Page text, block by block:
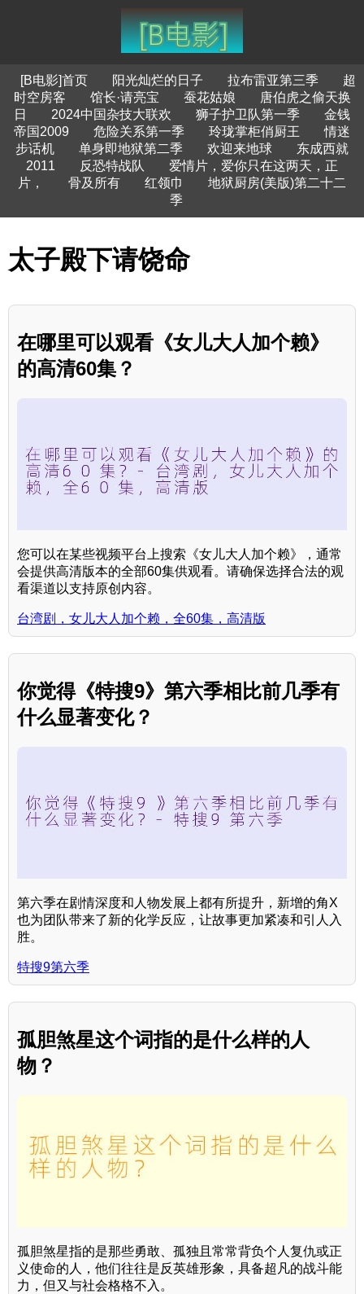
[B电影]首页 阳光灿烂的日子 拉布雷亚第三季
超
时空房客
馆长·请亮宝 蚕花姑娘
唐伯虎之偷天换
日
2024中国杂技大联欢 狮子护卫队第一季
金钱
帝国2009
危险关系第一季 玲珑掌柜俏厨王
情迷
步话机
单身即地狱第二季 欢迎来地球
东成西就
2011
反恐特战队
爱情片，爱你只在这两天，正
片，
骨及所有 红领巾
地狱厨房(美版)第二十二
季
太子殿下请饶命
在哪里可以观看《女儿大人加个赖》
的高清60集？
您可以在某些视频平台上搜索《女儿大人加个赖》，通常
会提供高清版本的全部60集供观看。请确保选择合法的观
看渠道以支持原创内容。
台湾剧，女儿大人加个赖，全60集，高清版
你觉得《特搜9》第六季相比前几季有
什么显著变化？
第六季在剧情深度和人物发展上都有所提升，新增的角X
也为团队带来了新的化学反应，让故事更加紧凑和引人入
胜。
特搜9第六季
孤胆煞星这个词指的是什么样的人
物？
孤胆煞星指的是那些勇敢、孤独且常常背负个人复仇或正
义使命的人，他们往往是反英雄形象，具备超凡的战斗能
力，但又与社会格格不入。